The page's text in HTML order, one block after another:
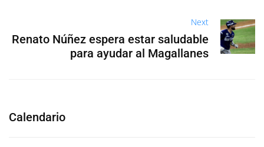
Next
Renato Núñez espera estar saludable
para ayudar al Magallanes
Calendario